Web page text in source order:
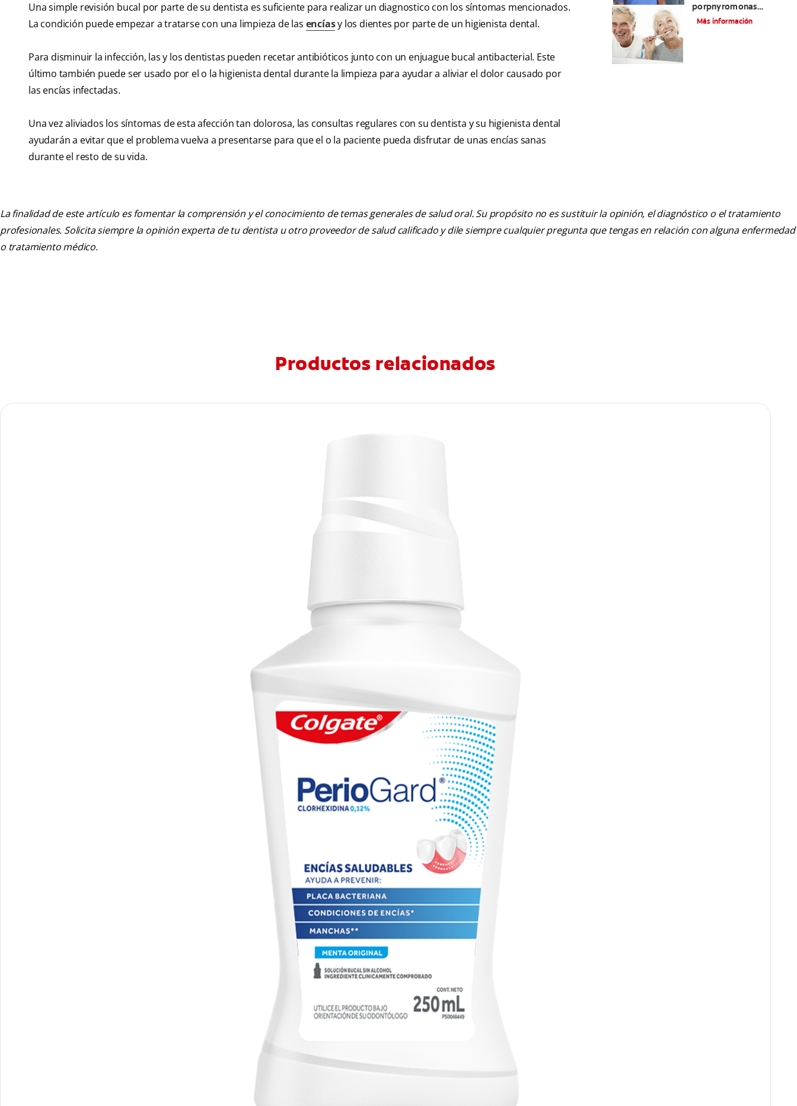
Una simple revisión bucal por parte de su dentista es suficiente para realizar un diagnostico con los síntomas mencionados.
La condición puede empezar a tratarse con una limpieza de las encíasy los dientes por parte de un higienista dental.
Para disminuir la infección, las y los dentistas pueden recetar antibióticos junto con un enjuague bucal antibacterial. Este
último también puede ser usado por el o la higienista dental durante la limpieza para ayudar a aliviar el dolor causado por
las encías infectadas.
Una vez aliviados los síntomas de esta afección tan dolorosa, las consultas regulares con su dentista y su higienista dental
ayudarán a evitar que el problema vuelva a presentarse para que el o la paciente pueda disfrutar de unas encías sanas
durante el resto de su vida.
porphyromonas
gingivalis y la
Más información
La finalidad de este artículo es fomentar la comprensión y el conocimiento de temas generales de salud oral. Su propósito no es sustituir la opinión, el diagnóstico o el tratamiento
profesionales. Solicita siempre la opinión experta de tu dentista u otro proveedor de salud calificado y dile siempre cualquier pregunta que tengas en relación con alguna enfermedad
o tratamiento médico.
Productos relacionados